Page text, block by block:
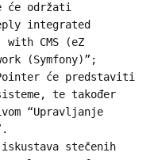
će održati
integrated
with CMS (eZ
(Symfony)”;
će predstaviti
te također
“Upravljanje
stečenih